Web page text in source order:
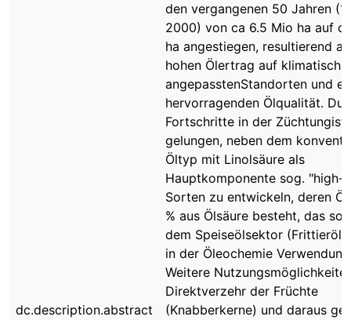
dc.description.abstract
den vergangenen 50 Jahren
2000) von ca 6.5 Mio ha auf
ha angestiegen, resultierend
hohen Ölertrag auf klimatisch
angepasstenStandorten und
hervorragenden Ölqualität.
Fortschritte in der Züchtungist
gelungen, neben dem
Öltyp mit Linolsäure als
Hauptkomponente sog. "high-
Sorten zu entwickeln, deren
% aus Ölsäure besteht, das
dem Speiseölsektor (Frittieröl)
in der Öleochemie
Weitere
Direktverzehr der Früchte
(Knabberkerne) und daraus